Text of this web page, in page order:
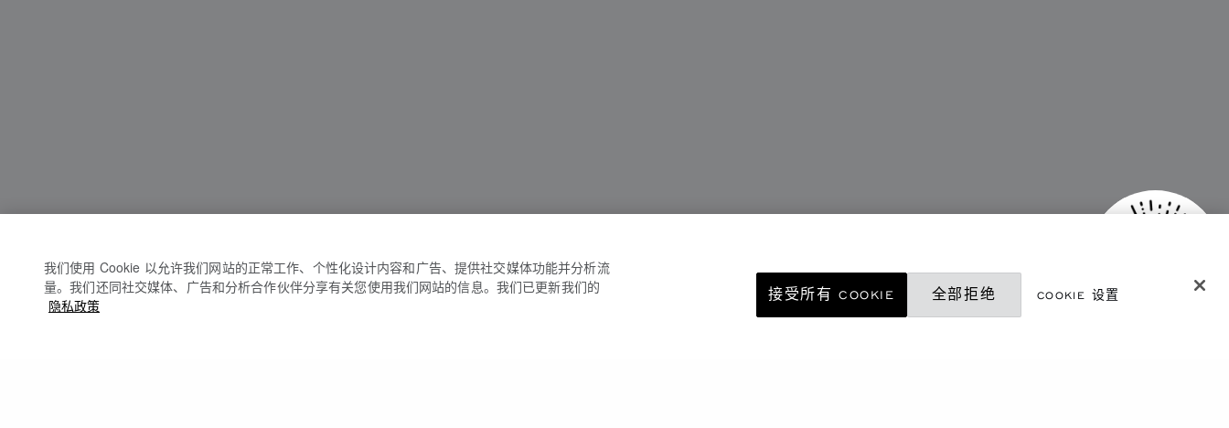
我们使用 Cookie 以允许我们网站的正常工作、个性化设计内容和广告、提供社交媒体功能并分析流
量。我们还同社交媒体、广告和分析合作伙伴分享有关您使用我们网站的信息。我们已更新我们的
隐私政策
COOKIE 设置
全部拒绝
接受所有 COOKIE